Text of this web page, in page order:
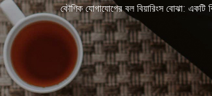
কৌণিক যোগাযোগের বল বিয়ারিংস বোঝা: